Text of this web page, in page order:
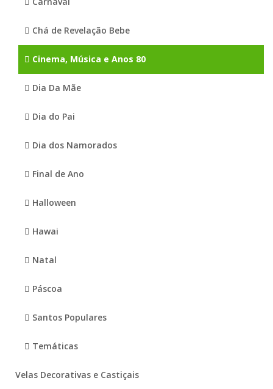
Chá de Revelação Bebe
Cinema, Música e Anos 80
Dia Da Mãe
Dia do Pai
Dia dos Namorados
Final de Ano
Halloween
Hawai
Natal
Páscoa
Santos Populares
Temáticas
Velas Decorativas e Castiçais